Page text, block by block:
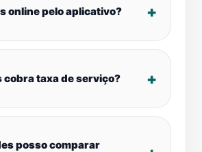
online pelo aplicativo?
cobra taxa de serviço?
posso comparar